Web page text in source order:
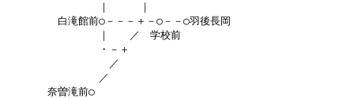
｜　　　｜
白滝館前○－－－＋－○－－○羽後長岡
｜　　／　学校前
・－＋
／
／
奈曽滝前○